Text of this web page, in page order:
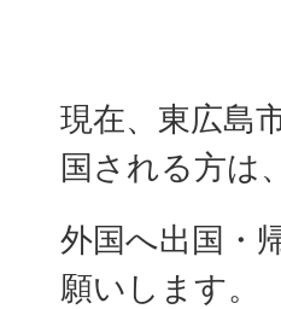
現在、東広島
国される方は
外国へ出国・
願いします。